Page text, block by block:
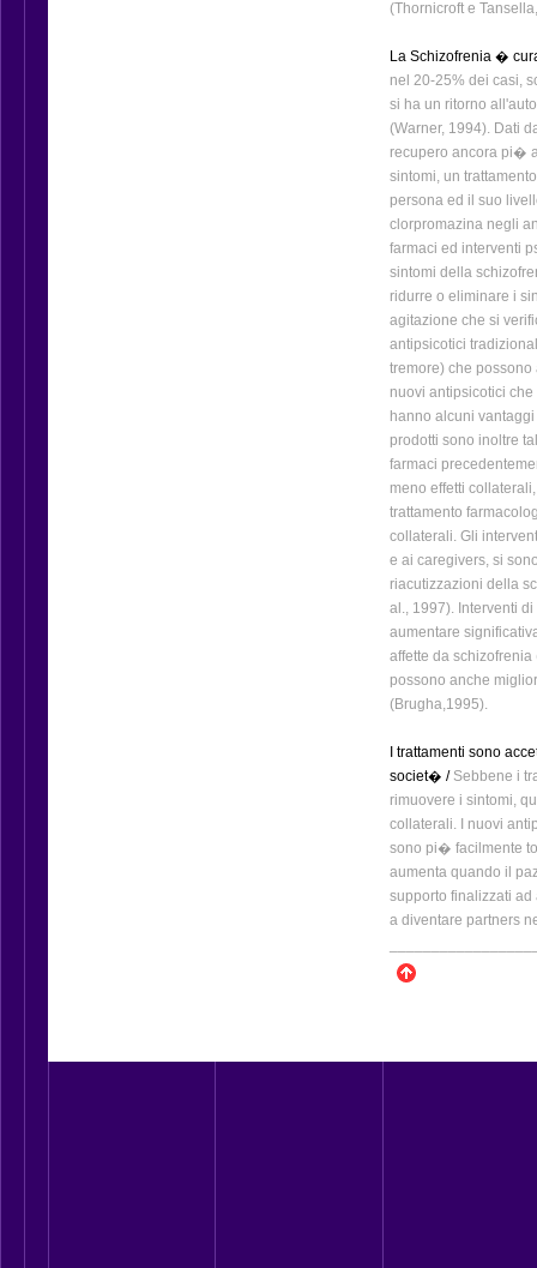
(Thornicroft e
La Schizofrenia �
nel 20-25% dei casi,
si ha un ritorno
(Warner, 1994). Dati
recupero ancora pi�
sintomi, un
persona ed il suo
clorpromazina negli
farmaci ed interventi
sintomi della
ridurre o eliminare i
agitazione che si
antipsicotici
tremore) che
nuovi antipsicotici
hanno alcuni
prodotti sono inoltre
farmaci
meno effetti
trattamento
collaterali. Gli
e ai caregivers, si
riacutizzazioni della
al., 1997). Interventi
aumentare
affette da
possono anche
(Brugha,1995).
I trattamenti sono
societ� / Sebbene i
rimuovere i sintomi,
collaterali. I nuovi
sono pi� facilmente
aumenta quando il
supporto finalizzati ad
a diventare partners